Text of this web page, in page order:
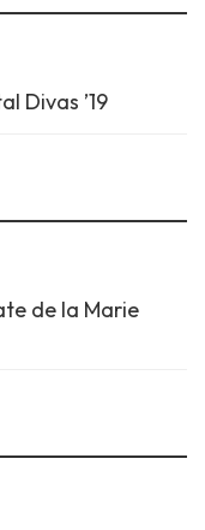
Divas ’19
de la Marie